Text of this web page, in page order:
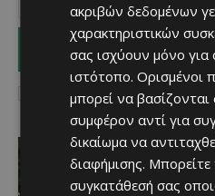
I WANT
I've read and accept thePrivacy
ακριβών δεδομένων
χαρακτηριστικών
σας ισχύουν μόνο για
ιστότοπο. Ορισμένοι
μπορεί να βασίζονται
συμφέρον αντί για
δικαίωμα να
διαφήμισης. Μπορείτε
συγκατάθεσή σας